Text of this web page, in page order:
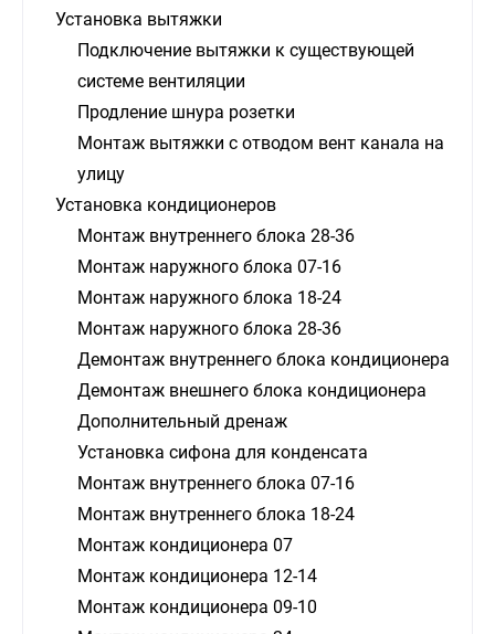
Установка вытяжки
Подключение вытяжки к существующей
системе вентиляции
Продление шнура розетки
Монтаж вытяжки с отводом вент канала на
улицу
Установка кондиционеров
Монтаж внутреннего блока 28-36
Монтаж наружного блока 07-16
Монтаж наружного блока 18-24
Монтаж наружного блока 28-36
Демонтаж внутреннего блока кондиционера
Демонтаж внешнего блока кондиционера
Дополнительный дренаж
Установка сифона для конденсата
Монтаж внутреннего блока 07-16
Монтаж внутреннего блока 18-24
Монтаж кондиционера 07
Монтаж кондиционера 12-14
Монтаж кондиционера 09-10